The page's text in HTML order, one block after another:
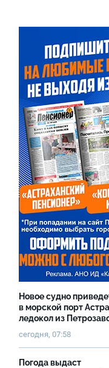
Новое судно
в морской порт
ледокол из
сегодня, 07:58
Погода выдаст